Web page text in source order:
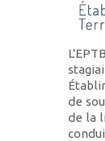
de
de la